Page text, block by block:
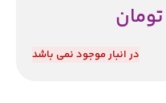
تومان
در انبار موجود نمی باشد